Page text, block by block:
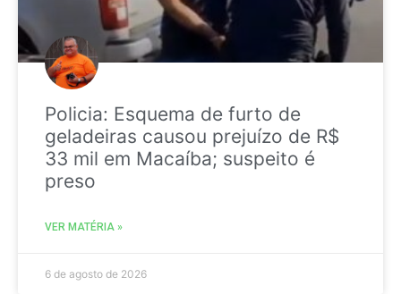
Policia: Esquema de furto de
geladeiras causou prejuízo de R$
33 mil em Macaíba; suspeito é
preso
VER MATÉRIA »
6 de agosto de 2026